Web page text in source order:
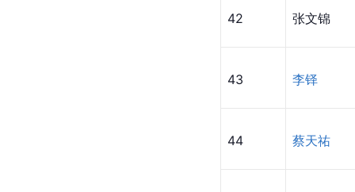
42 张文锦
43 李铎
44 蔡天祐